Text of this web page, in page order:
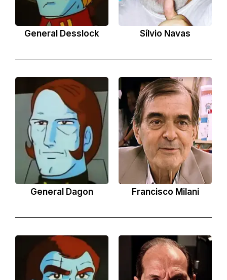
General Desslock Sílvio Navas
General Dagon Francisco Milani